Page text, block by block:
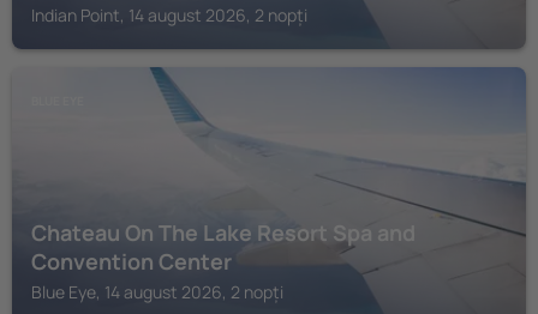
Indian Point, 14 august 2026, 2 nopți
Chateau On The Lake Resort Spa and
Convention Center
Blue Eye, 14 august 2026, 2 nopți